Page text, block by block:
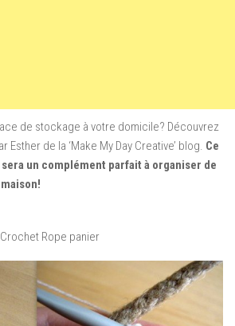
de stockage à votre domicile? Découvrez
de la ‘Make My Day Creative’ blog. Ce
un complément parfait à organiser de